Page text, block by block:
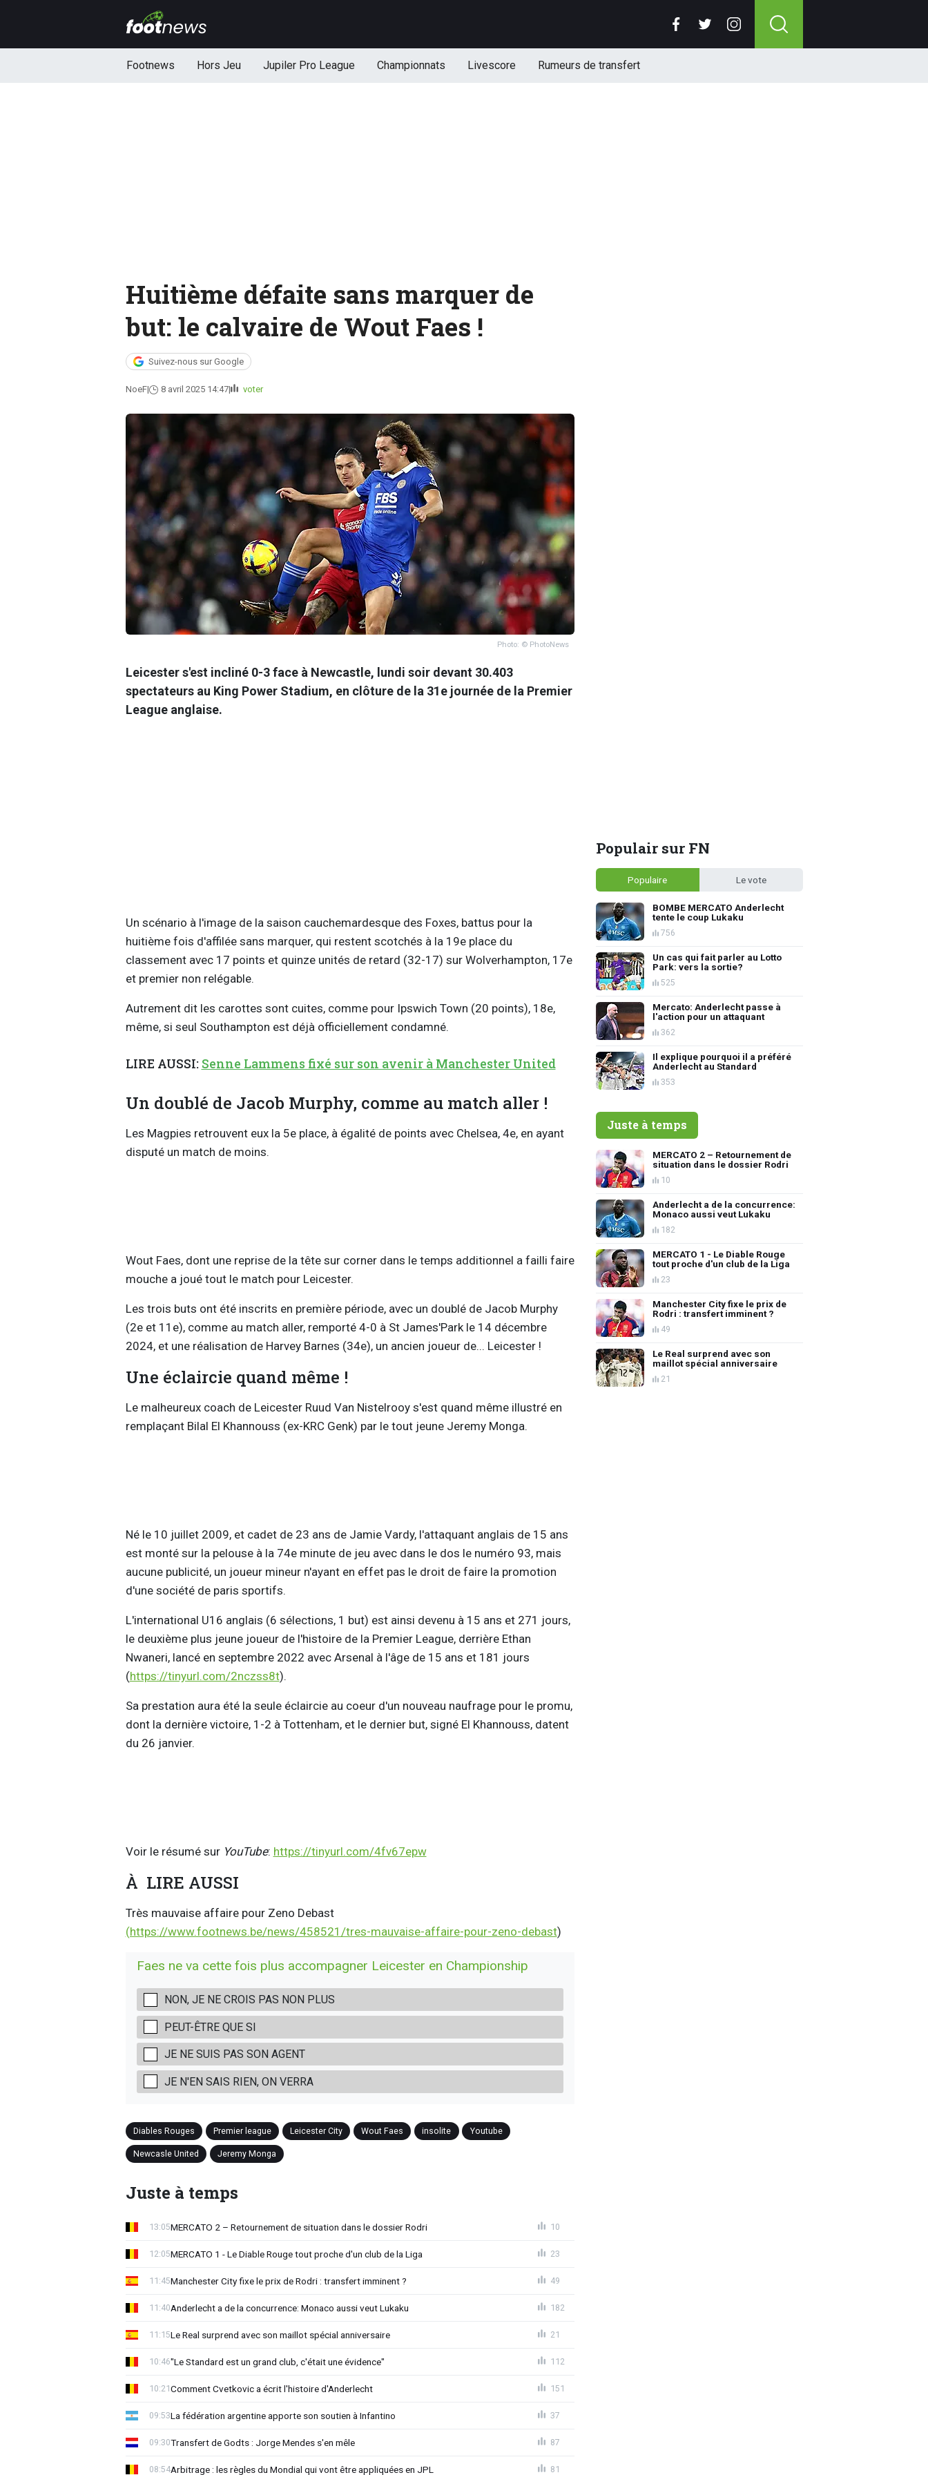
Footnews Hors Jeu Jupiler Pro League Championnats Livescore Rumeurs de transfert
Huitième défaite sans marquer de
but: le calvaire de Wout Faes !
Suivez-nous sur Google
NoeF 8 avril 2025 14:47 voter
Photo: © PhotoNews
Leicester s'est incliné 0-3 face à Newcastle, lundi soir devant 30.403
spectateurs au King Power Stadium, en clôture de la 31e journée de la Premier
League anglaise.
Un scénario à l'image de la saison cauchemardesque des Foxes, battus pour la
huitième fois d'affilée sans marquer, qui restent scotchés à la 19e place du
classement avec 17 points et quinze unités de retard (32-17) sur Wolverhampton, 17e
et premier non relégable.
Autrement dit les carottes sont cuites, comme pour Ipswich Town (20 points), 18e,
même, si seul Southampton est déjà officiellement condamné.
LIRE AUSSI: Senne Lammens fixé sur son avenir à Manchester United
Un doublé de Jacob Murphy, comme au match aller !
Les Magpies retrouvent eux la 5e place, à égalité de points avec Chelsea, 4e, en ayant
disputé un match de moins.
Wout Faes, dont une reprise de la tête sur corner dans le temps additionnel a failli faire
mouche a joué tout le match pour Leicester.
Les trois buts ont été inscrits en première période, avec un doublé de Jacob Murphy
(2e et 11e), comme au match aller, remporté 4-0 à St James'Park le 14 décembre
2024, et une réalisation de Harvey Barnes (34e), un ancien joueur de... Leicester !
Une éclaircie quand même !
Le malheureux coach de Leicester Ruud Van Nistelrooy s'est quand même illustré en
remplaçant Bilal El Khannouss (ex-KRC Genk) par le tout jeune Jeremy Monga.
Né le 10 juillet 2009, et cadet de 23 ans de Jamie Vardy, l'attaquant anglais de 15 ans
est monté sur la pelouse à la 74e minute de jeu avec dans le dos le numéro 93, mais
aucune publicité, un joueur mineur n'ayant en effet pas le droit de faire la promotion
d'une société de paris sportifs.
L'international U16 anglais (6 sélections, 1 but) est ainsi devenu à 15 ans et 271 jours,
le deuxième plus jeune joueur de l'histoire de la Premier League, derrière Ethan
Nwaneri, lancé en septembre 2022 avec Arsenal à l'âge de 15 ans et 181 jours
(https://tinyurl.com/2nczss8t).
Sa prestation aura été la seule éclaircie au coeur d'un nouveau naufrage pour le promu,
dont la dernière victoire, 1-2 à Tottenham, et le dernier but, signé El Khannouss, datent
du 26 janvier.
Voir le résumé sur YouTube: https://tinyurl.com/4fv67epw
À LIRE AUSSI
Très mauvaise affaire pour Zeno Debast
(https://www.footnews.be/news/458521/tres-mauvaise-affaire-pour-zeno-debast)
Faes ne va cette fois plus accompagner Leicester en Championship
NON, JE NE CROIS PAS NON PLUS
PEUT-ÊTRE QUE SI
JE NE SUIS PAS SON AGENT
JE N'EN SAIS RIEN, ON VERRA
Diables Rouges Premier league Leicester City Wout Faes insolite Youtube
Newcasle United Jeremy Monga
Juste à temps
MERCATO 2 – Retournement de situation dans le dossier Rodri
13:05 10
MERCATO 1 - Le Diable Rouge tout proche d'un club de la Liga
12:05 23
Manchester City fixe le prix de Rodri : transfert imminent ?
11:45 49
Anderlecht a de la concurrence: Monaco aussi veut Lukaku
11:40 182
Le Real surprend avec son maillot spécial anniversaire
11:15 21
"Le Standard est un grand club, c'était une évidence"
10:46 112
Comment Cvetkovic a écrit l'histoire d'Anderlecht
10:21 151
La fédération argentine apporte son soutien à Infantino
09:53 37
Transfert de Godts : Jorge Mendes s'en mêle
09:30 87
Arbitrage : les règles du Mondial qui vont être appliquées en JPL
08:54 81
Populair sur FN
Populaire Le vote
BOMBE MERCATO Anderlecht
tente le coup Lukaku
756
Un cas qui fait parler au Lotto
Park: vers la sortie?
525
Mercato: Anderlecht passe à
l'action pour un attaquant
362
Il explique pourquoi il a préféré
Anderlecht au Standard
353
Juste à temps
MERCATO 2 – Retournement de
situation dans le dossier Rodri
10
Anderlecht a de la concurrence:
Monaco aussi veut Lukaku
182
MERCATO 1 - Le Diable Rouge
tout proche d'un club de la Liga
23
Manchester City fixe le prix de
Rodri : transfert imminent ?
49
Le Real surprend avec son
maillot spécial anniversaire
21